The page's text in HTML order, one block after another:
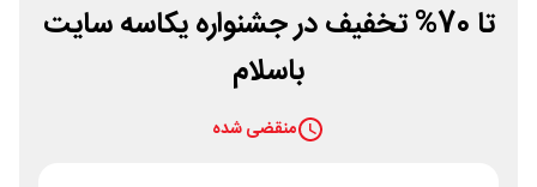
تا 70% تخفیف در جشنواره یکاسه سایت
باسلام
منقضی شده